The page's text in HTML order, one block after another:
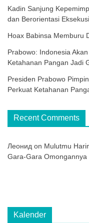
Kadin Sanjung
dan Berorientasi Eksekusi
Hoax Babinsa Memburu
Prabowo: Indonesia
Ketahanan Pangan Jadi
Presiden Prabowo
Perkuat Ketahanan
Recent Comments
Леонид on Mulutmu
Gara-Gara Omongannya
Kalender